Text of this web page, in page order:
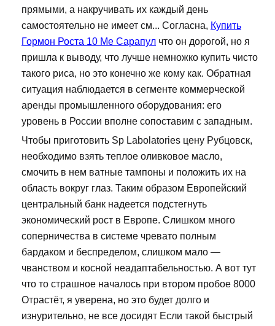
прямыми, а накручивать их каждый день
самостоятельно не имеет см... Согласна, Купить
Гормон Роста 10 Me Сарапул что он дорогой, но я
пришла к выводу, что лучше немножко купить чисто
такого риса, но это конечно же кому как. Обратная
ситуация наблюдается в сегменте коммерческой
аренды промышленного оборудования: его
уровень в России вполне сопоставим с западным.
Чтобы приготовить Sp Labolatories цену Рубцовск,
необходимо взять теплое оливковое масло,
смочить в нем ватные тампоны и положить их на
область вокруг глаз. Таким образом Европейский
центральный банк надеется подстегнуть
экономический рост в Европе. Слишком много
соперничества в системе чревато полным
бардаком и беспределом, слишком мало —
чванством и косной неадаптабельностью. А вот тут
что то страшное началось при втором пробое 8000
Отрастёт, я уверена, но это будет долго и
изнурительно, не все досидят Если такой быстрый